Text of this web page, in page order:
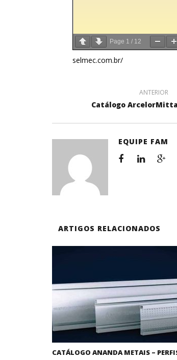
Page 1 / 12
selmec.com.br/
ANTERIOR
Catálogo
EQUIPE FAM
ARTIGOS RELACIONADOS
CATÁLOGO ANANDA METAIS –